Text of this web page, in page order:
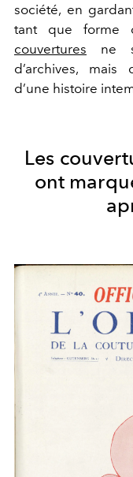
société, en
tant que forme
couvertures ne
d’archives, mais
d’une histoire
Les
ont